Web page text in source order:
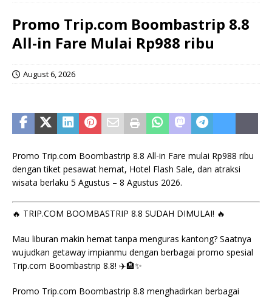
Promo Trip.com Boombastrip 8.8
All-in Fare Mulai Rp988 ribu
August 6, 2026
Promo Trip.com Boombastrip 8.8 All-in Fare mulai Rp988 ribu
dengan tiket pesawat hemat, Hotel Flash Sale, dan atraksi
wisata berlaku 5 Agustus – 8 Agustus 2026.
🔥 TRIP.COM BOOMBASTRIP 8.8 SUDAH DIMULAI! 🔥
Mau liburan makin hemat tanpa menguras kantong? Saatnya
wujudkan getaway impianmu dengan berbagai promo spesial
Trip.com Boombastrip 8.8! ✈️🏨✨
Promo Trip.com Boombastrip 8.8 menghadirkan berbagai